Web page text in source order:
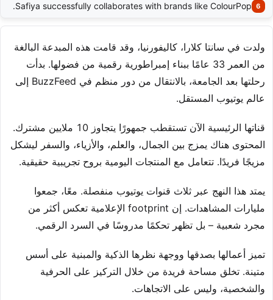
Safiya successfully collaborates with brands like ColourPop.
ولدت في سانتا كلارا، كاليفورنيا، وقد قامت هذه المبدعة البالغة
من العمر 33 عامًا ببناء إمبراطورية رقمية من فضولها. بدأت
رحلتها بعد الجامعة، بالانتقال من دور منظم في BuzzFeed إلى
عالم يوتيوب المستقل.
قناتها الرئيسية الآن تستقطب جمهورًا يتجاوز 10 ملايين مشترك.
المحتوى هناك يمزج بين الجمال، والعلم، والأزياء، والسفر ليشكل
مزيجًا فريدًا. تتعامل مع المنتجات اليومية بروح تجريبية حقيقية.
يمتد هذا النهج عبر ثلاث قنوات يوتيوب منفصلة. معًا، جمعوا
مليارات المشاهدات. إن footprint الإعلامية تعكس أكثر من
مجرد شعبية – بل تظهر تحكمًا مدروسًا في السرد الرقمي.
تميز أعمالها بصدقها ووجهة نظرها الذكية والمبنية على أسس
متينة. تخلق مساحة فريدة من خلال التركيز على الحرفية
والشخصية، وليس على الاتجاهات.